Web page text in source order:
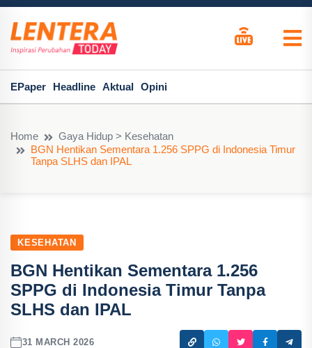
EPaper Headline Aktual Opini
Home
Gaya Hidup > Kesehatan
BGN Hentikan Sementara 1.256 SPPG di Indonesia Timur
Tanpa SLHS dan IPAL
KESEHATAN
BGN Hentikan Sementara 1.256
SPPG di Indonesia Timur Tanpa
SLHS dan IPAL
31 MARCH 2026